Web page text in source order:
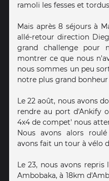
ramoli les fesses et
Mais après 8 séjours à
allé-retour direction
grand challenge pour
montrer ce que nous
nous sommes un peu
notre plus grand bonheur
Le 22 août, nous avons
rendre au port d'Ankify
4x4 de compet' nous
Nous avons alors
avons fait un tour à vélo
Le 23, nous avons
Ambobaka, à 18km